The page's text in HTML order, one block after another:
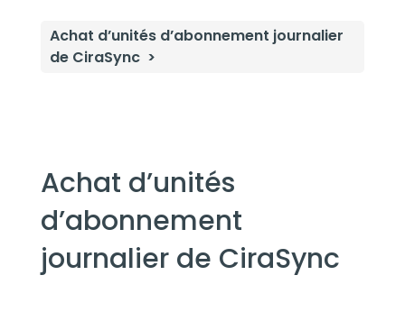
Achat d’unités d’abonnement journalier
de CiraSync
Achat d’unités
d’abonnement
journalier de CiraSync